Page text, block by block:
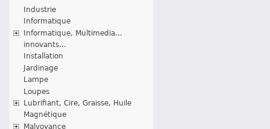
Industrie
Informatique
Informatique, Multimedia...
innovants...
Installation
Jardinage
Lampe
Loupes
Lubrifiant, Cire, Graisse, Huile
Magnétique
Malvoyance